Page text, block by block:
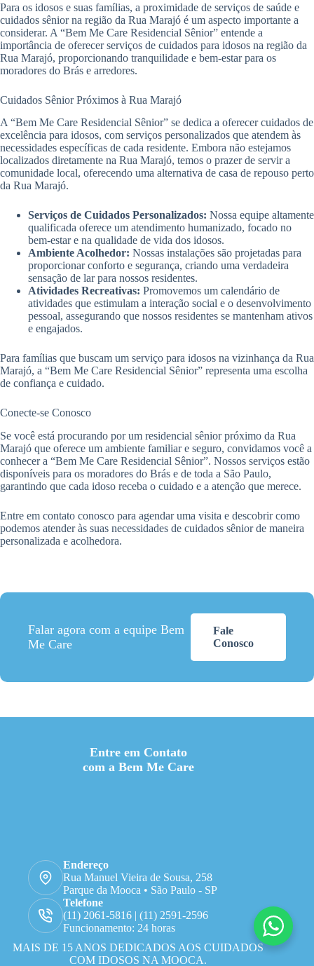
Para os idosos e suas famílias, a proximidade de serviços de saúde e
cuidados sênior na região da Rua Marajó é um aspecto importante a
considerar. A “Bem Me Care Residencial Sênior” entende a
importância de oferecer serviços de cuidados para idosos na região da
Rua Marajó, proporcionando tranquilidade e bem-estar para os
moradores do Brás e arredores.
Cuidados Sênior Próximos à Rua Marajó
A “Bem Me Care Residencial Sênior” se dedica a oferecer cuidados de
excelência para idosos, com serviços personalizados que atendem às
necessidades específicas de cada residente. Embora não estejamos
localizados diretamente na Rua Marajó, temos o prazer de servir a
comunidade local, oferecendo uma alternativa de casa de repouso perto
da Rua Marajó.
Serviços de Cuidados Personalizados: Nossa equipe altamente
qualificada oferece um atendimento humanizado, focado no
bem-estar e na qualidade de vida dos idosos.
Ambiente Acolhedor: Nossas instalações são projetadas para
proporcionar conforto e segurança, criando uma verdadeira
sensação de lar para nossos residentes.
Atividades Recreativas: Promovemos um calendário de
atividades que estimulam a interação social e o desenvolvimento
pessoal, assegurando que nossos residentes se mantenham ativos
e engajados.
Para famílias que buscam um serviço para idosos na vizinhança da Rua
Marajó, a “Bem Me Care Residencial Sênior” representa uma escolha
de confiança e cuidado.
Conecte-se Conosco
Se você está procurando por um residencial sênior próximo da Rua
Marajó que oferece um ambiente familiar e seguro, convidamos você a
conhecer a “Bem Me Care Residencial Sênior”. Nossos serviços estão
disponíveis para os moradores do Brás e de toda a São Paulo,
garantindo que cada idoso receba o cuidado e a atenção que merece.
Entre em contato conosco para agendar uma visita e descobrir como
podemos atender às suas necessidades de cuidados sênior de maneira
personalizada e acolhedora.
Falar agora com a equipe Bem
Me Care
Fale
Conosco
Entre em Contato
com a Bem Me Care
Endereço
Rua Manuel Vieira de Sousa, 258
Parque da Mooca • São Paulo - SP
Telefone
(11) 2061-5816 | (11) 2591-2596
Funcionamento: 24 horas
MAIS DE 15 ANOS DEDICADOS AOS CUIDADOS
COM IDOSOS NA MOOCA.